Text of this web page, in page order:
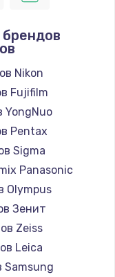
Nikon
Fujifilm
YongNuo
Pentax
Sigma
Panasonic
Olympus
Зенит
Zeiss
Leica
Samsung